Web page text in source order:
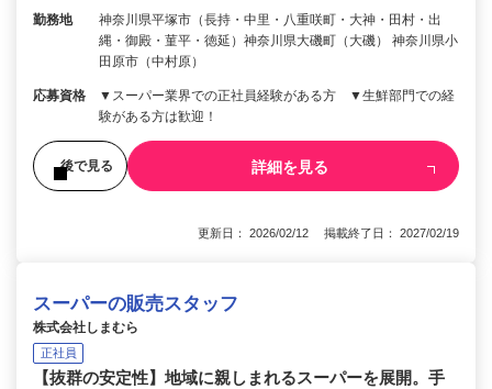
勤務地
神奈川県平塚市（長持・中里・八重咲町・大神・田村・出
縄・御殿・菫平・徳延）神奈川県大磯町（大磯） 神奈川県小
田原市（中村原）
応募資格
▼スーパー業界での正社員経験がある方 ▼生鮮部門での経
験がある方は歓迎！
後で見る 詳細を見る
更新日： 2026/02/12 掲載終了日： 2027/02/19
スーパーの販売スタッフ
株式会社しまむら
正社員
【抜群の安定性】地域に親しまれるスーパーを展開。手